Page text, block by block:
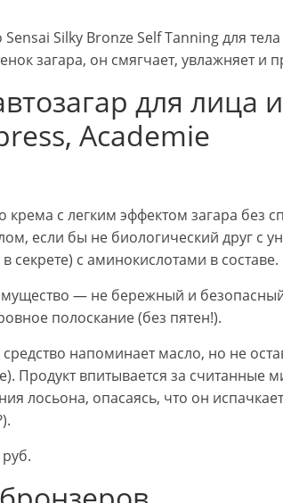
Silky Bronze Self Tanning для
загара, он смягчает, увлажняет
для лица
Academie
крема с легким эффектом загара без
если бы не биологический друг с
секрете) с аминокислотами в составе.
— не бережный и безопасный
полоскание (без пятен!).
напоминает масло, но не
Продукт впитывается за
лосьона, опасаясь, что он